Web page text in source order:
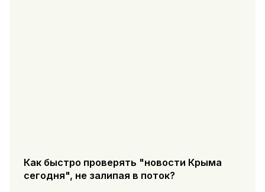
Как быстро проверять "новости Крыма
сегодня", не залипая в поток?